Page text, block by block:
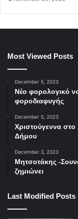
Most Viewed Posts
December 5, 2023
Νέο φορολογικό
φοροδιαφυγής
December 5, 2023
Χριστούγεννα στο
Δήμου
December 3, 2023
Μητσοτάκης -
ζημιώνει
Last Modified Posts